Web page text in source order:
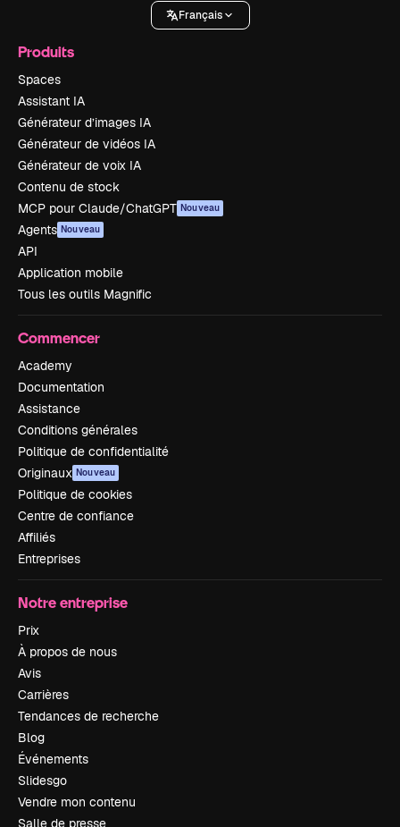
Français
Produits
Spaces
Assistant IA
Générateur d’images IA
Générateur de vidéos IA
Générateur de voix IA
Contenu de stock
MCP pour Claude/ChatGPT Nouveau
Agents Nouveau
API
Application mobile
Tous les outils Magnific
Commencer
Academy
Documentation
Assistance
Conditions générales
Politique de confidentialité
Originaux Nouveau
Politique de cookies
Centre de confiance
Affiliés
Entreprises
Notre entreprise
Prix
À propos de nous
Avis
Carrières
Tendances de recherche
Blog
Événements
Slidesgo
Vendre mon contenu
Salle de presse